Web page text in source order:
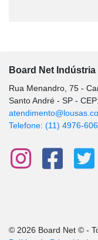
Board Net
Rua Menandro, 75 -
Santo André - SP -
Telefone: (11) 4976-
© 2026 Board Net © -